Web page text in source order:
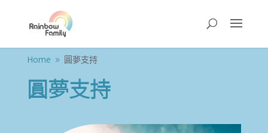
Home 9 圓夢支持
圓夢支持